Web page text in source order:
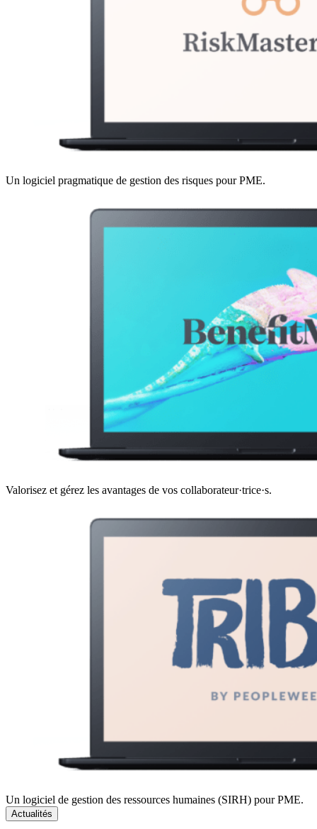
Un logiciel pragmatique de gestion des risques pour PME.
Valorisez et gérez les avantages de vos collaborateur·trice·s.
Un logiciel de gestion des ressources humaines (SIRH) pour PME.
Actualités